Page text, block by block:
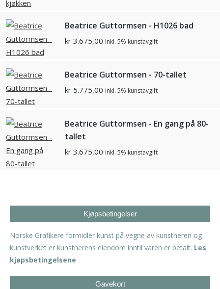
Beatrice Guttormsen - H1026 bad
kr 3.675,00 inkl. 5% kunstavgift
Beatrice Guttormsen - 70-tallet
kr 5.775,00 inkl. 5% kunstavgift
Beatrice Guttormsen - En gang på 80-
tallet
kr 3.675,00 inkl. 5% kunstavgift
Kjøpsbetingelser
Norske Grafikere formidler kunst på vegne av kunstneren og
kunstverket er kunstnerens eiendom inntil varen er betalt. Les
kjøpsbetingelsene
Gavekort